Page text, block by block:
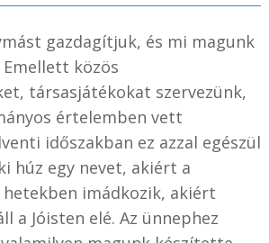
gazdagítjuk, és mi magunk
közös
társasjátékokat szervezünk,
értelemben vett
időszakban ez azzal egészül
húz egy nevet, akiért a
imádkozik, akiért
a Jóisten elé. Az ünnephez